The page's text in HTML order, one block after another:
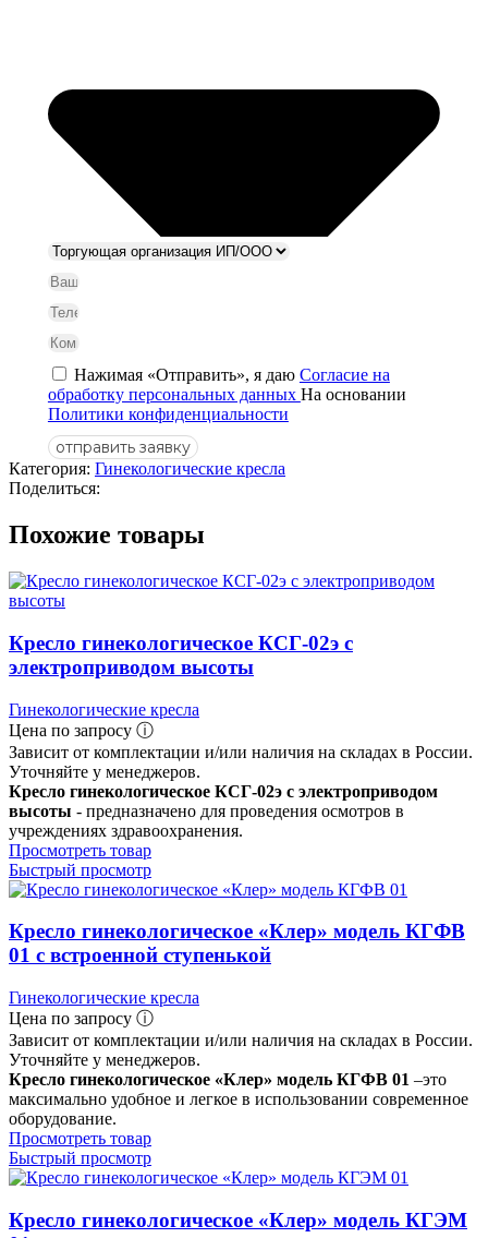
Нажимая «Отправить», я даю Согласие на
обработку персональных данных На основании
Политики конфиденциальности
отправить заявку
Категория: Гинекологические кресла
Поделиться:
Похожие товары
Кресло гинекологическое КСГ-02э с
электроприводом высоты
Гинекологические кресла
Цена по запросу ⓘ
Зависит от комплектации и/или наличия на складах в России.
Уточняйте у менеджеров.
Кресло гинекологическое КСГ-02э с электроприводом
высоты - предназначено для проведения осмотров в
учреждениях здравоохранения.
Просмотреть товар
Быстрый просмотр
Кресло гинекологическое «Клер» модель КГФВ
01 с встроенной ступенькой
Гинекологические кресла
Цена по запросу ⓘ
Зависит от комплектации и/или наличия на складах в России.
Уточняйте у менеджеров.
Кресло гинекологическое «Клер» модель КГФВ 01 –это
максимально удобное и легкое в использовании современное
оборудование.
Просмотреть товар
Быстрый просмотр
Кресло гинекологическое «Клер» модель КГЭМ